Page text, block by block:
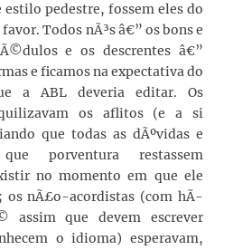
pedestre, fossem eles do
Todos nÃ³s â€” os bons e
e os descrentes â€”
e ficamos na expectativa do
a ABL deveria editar. Os
os aflitos (e a si
que todas as dÃºvidas e
que porventura restassem
no momento em que ele
os nÃ£o-acordistas (com hÃ­
assim que devem escrever
o idioma) esperavam,